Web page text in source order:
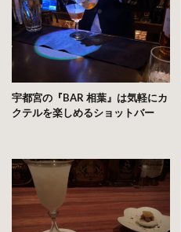
宇都宮の『BAR 相葉』は気軽にカ
クテルを楽しめるショットバー